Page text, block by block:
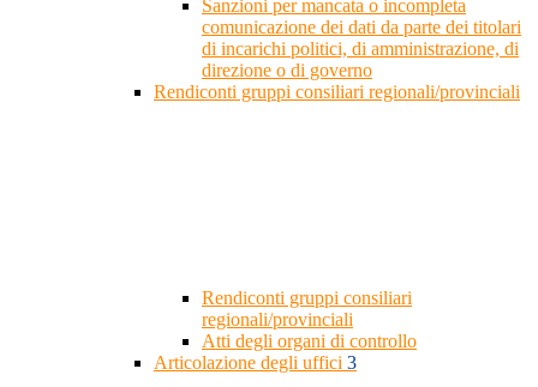
Sanzioni per mancata o incompleta
comunicazione dei dati da parte dei titolari
di incarichi politici, di amministrazione, di
direzione o di governo
Rendiconti gruppi consiliari regionali/provinciali
Rendiconti gruppi consiliari
regionali/provinciali
Atti degli organi di controllo
Articolazione degli uffici 3